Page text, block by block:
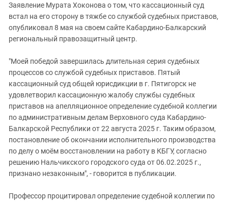
Заявление Мурата Хоконова о том, что кассационный суд
встал на его сторону в тяжбе со службой судебных приставов,
опубликовал 8 мая на своем сайте Кабардино-Балкарский
региональный правoзащитный центр.
"Моей победой завершилась длительная серия судебных
процессов со службой судебных приставов. Пятый
кассационный суд общей юрисдикции в г. Пятигорск не
удовлетворил кассационную жалобу службы судебных
приставов на апелляционное определение судебной коллегии
по административным делам Верховного суда Кабардино-
Балкарской Республики от 22 августа 2025 г. Таким образом,
постановление об окончании исполнительного производства
по делу о моём восстановлении на работу в КБГУ, согласно
решению Нальчикского городского суда от 06.02.2025 г.,
признано незаконным", - говорится в публикации.
Профессор процитировал определение судебной коллегии по